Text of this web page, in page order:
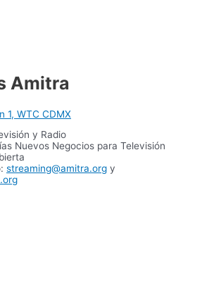
Amitra
1, WTC CDMX
y Radio
Nuevos Negocios para Televisión
streaming@amitra.org y